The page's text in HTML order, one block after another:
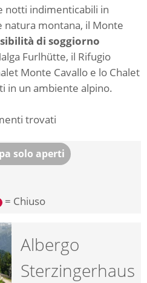
notti indimenticabili in
montana, il Monte
di soggiorno
Furlhütte, il Rifugio
Monte Cavallo e lo Chalet
in un ambiente alpino.
trovati
solo aperti
= Chiuso
Albergo
Sterzingerhaus